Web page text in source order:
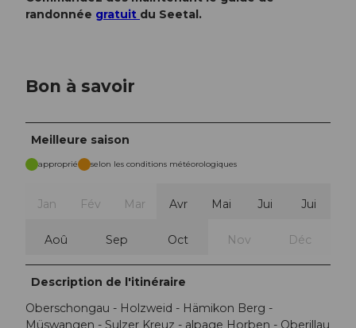
randonnée gratuit du Seetal.
Bon à savoir
Meilleure saison
approprié selon les conditions météorologiques
Jan Fév Mar Avr Mai Jui Jui
Aoû Sep Oct Nov Déc
Description de l'itinéraire
Oberschongau - Holzweid - Hämikon Berg -
Müswangen - Sulzer Kreuz - alpage Horben - Oberillau